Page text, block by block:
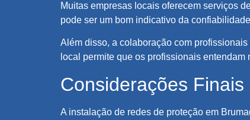
Muitas empresas locais oferecem serviços
pode ser um bom indicativo da
Além disso, a colaboração com
local permite que os profissionais
Considerações Finais
A instalação de redes de proteção em